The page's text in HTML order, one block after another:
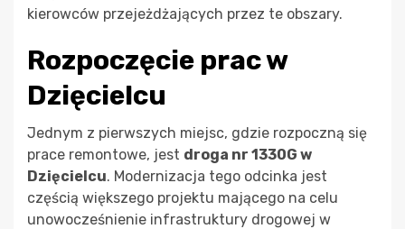
kierowców przejeżdżających przez te obszary.
Rozpoczęcie prac w
Dzięcielcu
Jednym z pierwszych miejsc, gdzie rozpoczną się
prace remontowe, jest droga nr 1330G w
Dzięcielcu. Modernizacja tego odcinka jest
częścią większego projektu mającego na celu
unowocześnienie infrastruktury drogowej w